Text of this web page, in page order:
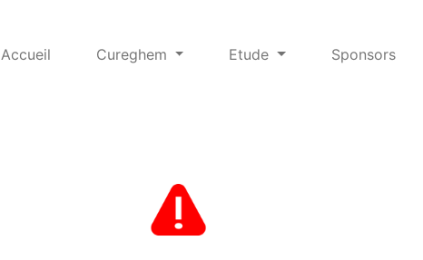
Accueil Cureghem Etude Sponsors